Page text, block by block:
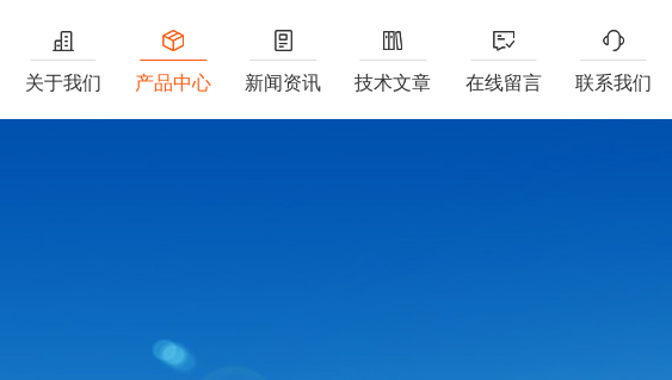
关于我们 产品中心 新闻资讯 技术文章 在线留言 联系我们